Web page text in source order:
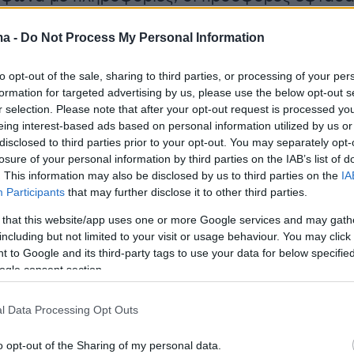
- Do Not Process My Personal Information
opt-out of the sale, sharing to third parties, or processing of your
for targeted advertising by us, please use the below opt-out
selection. Please note that after your opt-out request is processed
interest-based ads based on personal information utilized by us
to third parties prior to your opt-out. You may separately
of your personal information by third parties on the IAB’s list of
This information may also be disclosed by us to third parties on the
Participants that may further disclose it to other third parties.
that this website/app uses one or more Google services and may
but not limited to your visit or usage behaviour. You may
to Google and its third-party tags to use your data for below
consent section.
Data Processing Opt Outs
opt-out of the Sharing of my personal data.
Viohalco και τη Motor Oil, ενώ στη μεσαία
α’ τριμήνου που δημοσίευσε ο
η ΔΕΗ και το μπαράζ των
ΑΜΚ της ΔΕΗ
, η ζήτηση φέρεται να άγγιξε τα
Αυτό συνεπάγεται κάλυψη πάνω από τέσσερις
με τον αρχικό στόχο των 4 δισ. ευρώ. Στις
της Eurobank Equities για μεγάλες εγγραφές
η Capital Group με 900 εκατ. δολάρια, η
εκατ. δολάρια, η Blackstone με 300 εκατ.